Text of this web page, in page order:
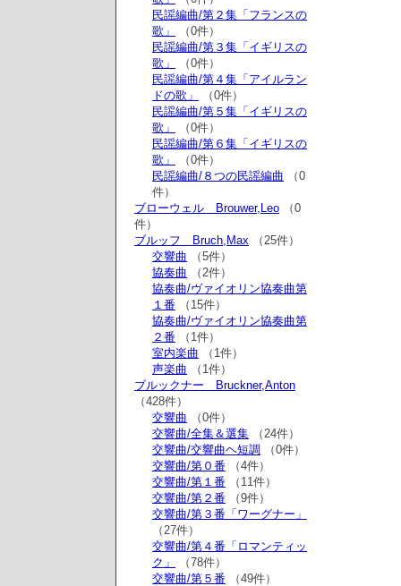
民謡編曲/第２集「フランスの
歌」
（0件）
民謡編曲/第３集「イギリスの
歌」
（0件）
民謡編曲/第４集「アイルラン
ドの歌」
（0件）
民謡編曲/第５集「イギリスの
歌」
（0件）
民謡編曲/第６集「イギリスの
歌」
（0件）
民謡編曲/８つの民謡編曲 （0
件）
ブローウェル Brouwer,Leo （0
件）
ブルッフ Bruch,Max （25件）
交響曲 （5件）
協奏曲 （2件）
協奏曲/ヴァイオリン協奏曲第
１番 （15件）
協奏曲/ヴァイオリン協奏曲第
２番 （1件）
室内楽曲 （1件）
声楽曲 （1件）
ブルックナー Bruckner,Anton
（428件）
交響曲 （0件）
交響曲/全集＆選集 （24件）
交響曲/交響曲ヘ短調 （0件）
交響曲/第０番 （4件）
交響曲/第１番 （11件）
交響曲/第２番 （9件）
交響曲/第３番「ワーグナー」
（27件）
交響曲/第４番「ロマンティッ
ク」
（78件）
交響曲/第５番 （49件）